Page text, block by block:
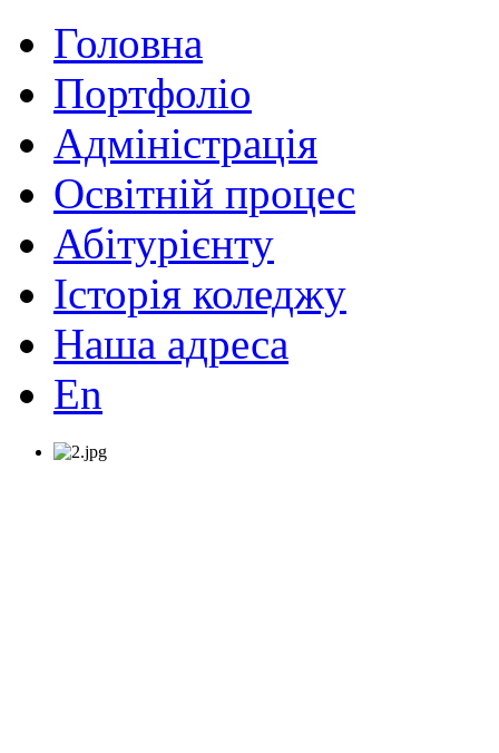
Головна
Портфоліо
Адміністрація
Освітній процес
Абітурієнту
Історія коледжу
Наша адреса
En